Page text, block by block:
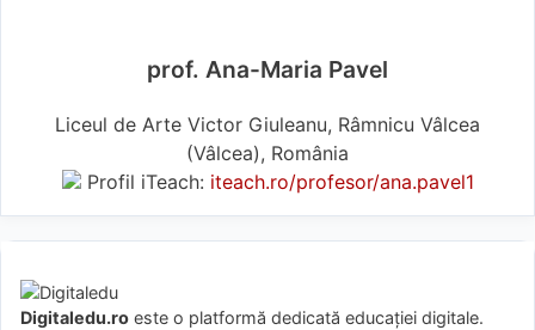
prof. Ana-Maria Pavel
Liceul de Arte Victor Giuleanu, Râmnicu Vâlcea
(Vâlcea), România
Profil iTeach: iteach.ro/profesor/ana.pavel1
Digitaledu.ro este o platformă dedicată educației digitale.